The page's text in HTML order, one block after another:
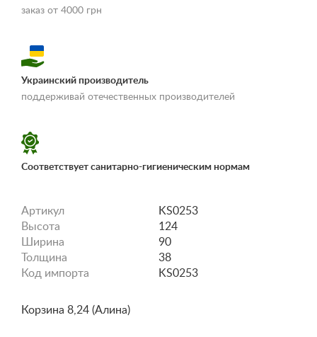
заказ от 4000 грн
доставки и оплаты»
Украинский производитель
поддерживай отечественных производителей
Соответствует санитарно-гигиеническим нормам
Артикул
KS0253
Высота
124
Ширина
90
Толщина
38
Код импорта
KS0253
Корзина 8,24 (Алина)